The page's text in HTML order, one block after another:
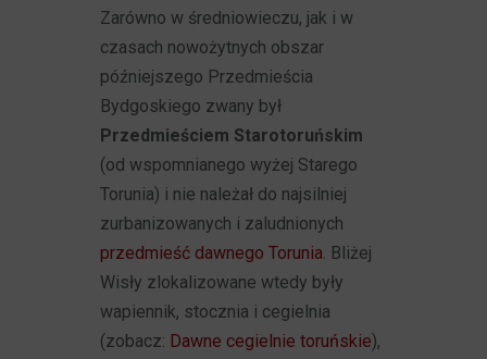
Zarówno w średniowieczu, jak i w
czasach nowożytnych obszar
późniejszego Przedmieścia
Bydgoskiego zwany był
Przedmieściem Starotoruńskim
(od wspomnianego wyżej Starego
Torunia) i nie należał do najsilniej
zurbanizowanych i zaludnionych
przedmieść dawnego Torunia. Bliżej
Wisły zlokalizowane wtedy były
wapiennik, stocznia i cegielnia
(zobacz: Dawne cegielnie toruńskie),